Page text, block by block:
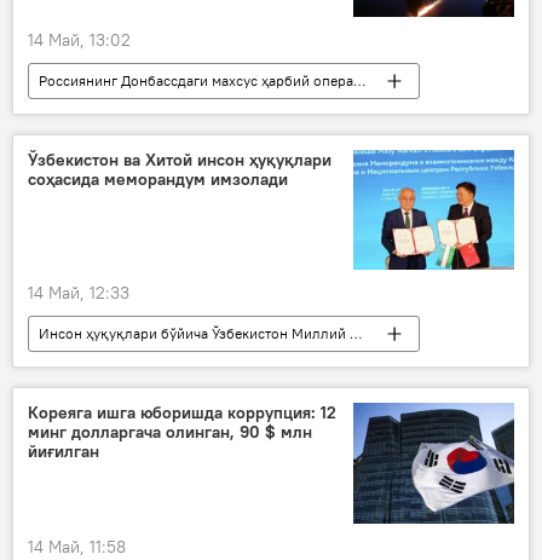
14 Май, 13:02
Россиянинг Донбассдаги махсус ҳарбий операцияси
Дунё янгиликлари
Дунёда
Украина
Россия
Ўзбекистон ва Хитой инсон ҳуқуқлари
соҳасида меморандум имзолади
14 Май, 12:33
Инсон ҳуқуқлари бўйича Ўзбекистон Миллий маркази
ҳамкорлик
форум
Жамият
Ўзбекистон
Хитой
Кореяга ишга юборишда коррупция: 12
минг долларгача олинган, 90 $ млн
йиғилган
14 Май, 11:58